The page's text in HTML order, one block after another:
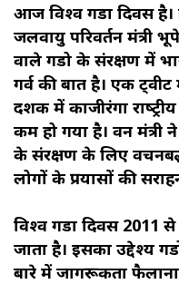
आज विश्‍व गैंडा दिवस
जलवायु परिवर्तन मंत्री
वाले गैंडो के संरक्षण में
गर्व की बात है। एक
दशक में काजीरंगा
कम हो गया है। वन मंत्री
के संरक्षण के लिए
लोगों के प्रयासों की
विश्‍व गैंडा दिवस 2011 से
जाता है। इसका उद्देश्‍य
बारे में जागरूकता